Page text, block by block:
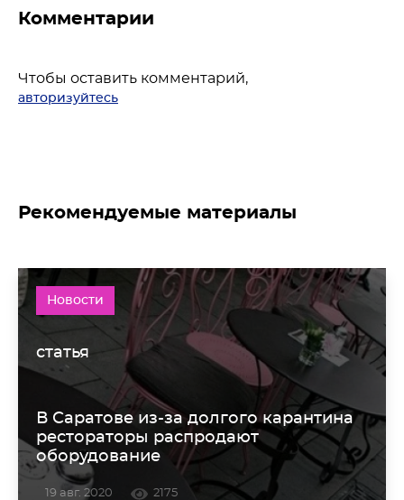
Комментарии
Чтобы оставить комментарий,
авторизуйтесь
Рекомендуемые материалы
Новости
статья
В Саратове из-за долгого карантина
рестораторы распродают
оборудование
19 авг. 2020 2175